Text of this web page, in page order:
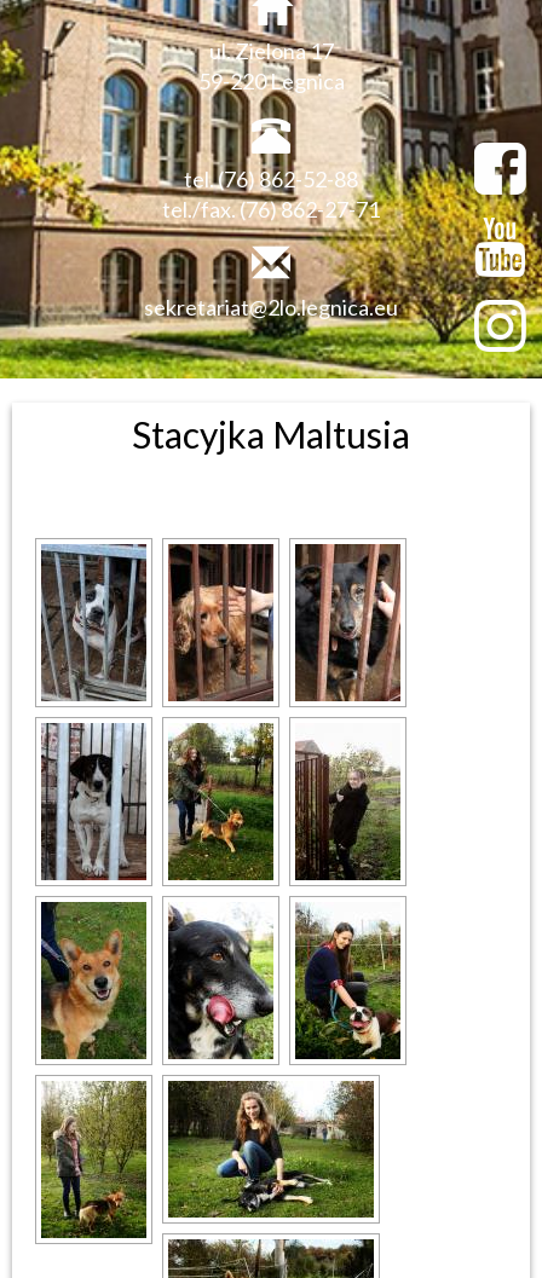
ul. Zielona 17
59-220 Legnica
tel. (76) 862-52-88
tel./fax. (76) 862-27-71
sekretariat@2lo.legnica.eu
Stacyjka Maltusia